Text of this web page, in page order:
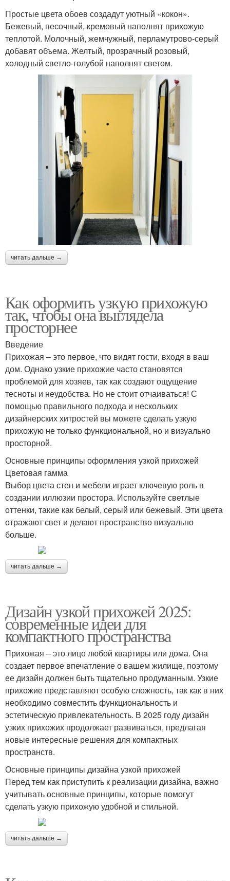
Простые цвета обоев создадут уютный «кокон».
Бежевый, песочный, кремовый наполнят прихожую
теплотой. Молочный, жемчужный, перламутрово-серый
добавят объема. Желтый, прозрачный розовый,
холодный светло-голубой наполнят светом.
читать дальше →
Как оформить узкую прихожую
так, чтобы она выглядела
просторнее
Введение
Прихожая – это первое, что видят гости, входя в ваш
дом. Однако узкие прихожие часто становятся
проблемой для хозяев, так как создают ощущение
тесноты и неудобства. Но не стоит отчаиваться! С
помощью правильного подхода и нескольких
дизайнерских хитростей вы можете сделать узкую
прихожую не только функциональной, но и визуально
просторной.
Основные принципы оформления узкой прихожей
Цветовая гамма
Выбор цвета стен и мебели играет ключевую роль в
создании иллюзии простора. Используйте светлые
оттенки, такие как белый, серый или бежевый. Эти цвета
отражают свет и делают пространство визуально
больше.
читать дальше →
Дизайн узкой прихожей 2025:
современные идеи для
компактного пространства
Прихожая – это лицо любой квартиры или дома. Она
создает первое впечатление о вашем жилище, поэтому
ее дизайн должен быть тщательно продуманным. Узкие
прихожие представляют особую сложность, так как в них
необходимо совместить функциональность и
эстетическую привлекательность. В 2025 году дизайн
узких прихожих продолжает развиваться, предлагая
новые интересные решения для компактных
пространств.
Основные принципы дизайна узкой прихожей
Перед тем как приступить к реализации дизайна, важно
учитывать основные принципы, которые помогут
сделать узкую прихожую удобной и стильной.
читать дальше →